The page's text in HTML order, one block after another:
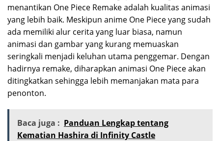
menantikan One Piece Remake adalah kualitas animasi
yang lebih baik. Meskipun anime One Piece yang sudah
ada memiliki alur cerita yang luar biasa, namun
animasi dan gambar yang kurang memuaskan
seringkali menjadi keluhan utama penggemar. Dengan
hadirnya remake, diharapkan animasi One Piece akan
ditingkatkan sehingga lebih memanjakan mata para
penonton.
Baca juga : Panduan Lengkap tentang
Kematian Hashira di Infinity Castle